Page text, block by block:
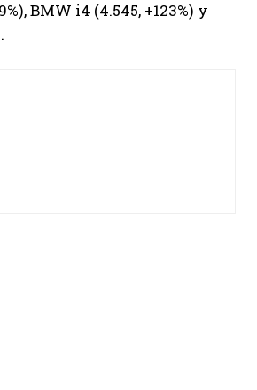
BMW i4 (4.545, +123%) y